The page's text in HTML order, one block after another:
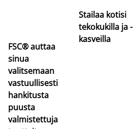
FSC® auttaa
sinua
valitsemaan
vastuullisesti
hankitusta
puusta
valmistettuja
Stailaa kotisi
tekokukilla ja -
kasveilla